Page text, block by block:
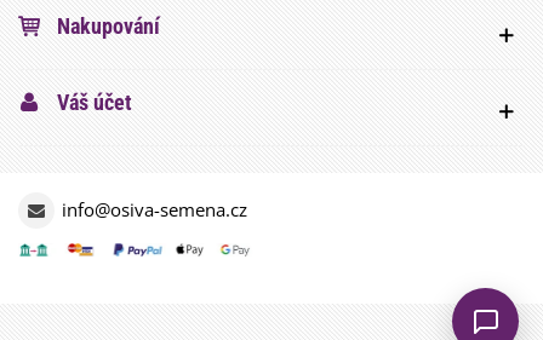
Nakupování
Váš účet
info@osiva-semena.cz